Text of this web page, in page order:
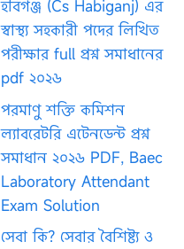
হবিগঞ্জ (Cs Habiganj) এর
স্বাস্থ্য সহকারী পদের লিখিত
পরীক্ষার full প্রশ্ন সমাধানের
pdf ২০২৬
পরমাণু শক্তি কমিশন
ল্যাবরেটরি এটেনডেন্ট প্রশ্ন
সমাধান ২০২৬ PDF, Baec
Laboratory Attendant
Exam Solution
সেবা কি? সেবার বৈশিষ্ট্য ও